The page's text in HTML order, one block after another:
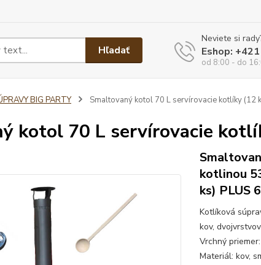
Hľadať
Neviete si
Eshop:
od 8:00 - do
BIG PARTY Smaltovaný kotol 70 L servírovacie kotlíky (12
kotol 70 L servírovacie
kotlinou
ks) PLUS
Kotlíková
kov,
Vrchný
Materiál: kov,